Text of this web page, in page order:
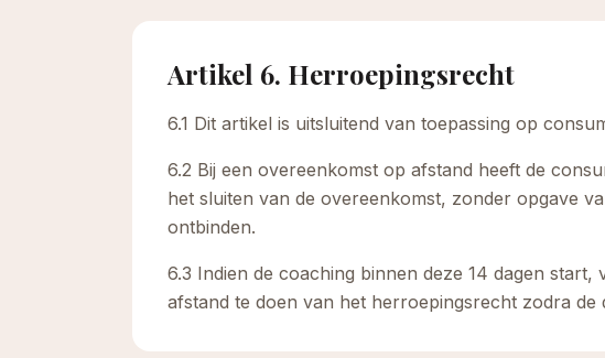
Artikel 6. Herroepingsrecht
6.1 Dit artikel is uitsluitend van toepassing op
6.2 Bij een overeenkomst op afstand heeft de
het sluiten van de overeenkomst, zonder opgave
ontbinden.
6.3 Indien de coaching binnen deze 14 dagen
afstand te doen van het herroepingsrecht zodra de